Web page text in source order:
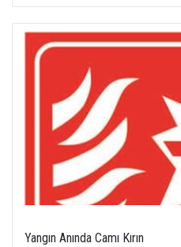
Yangın Anında Camı Kırın